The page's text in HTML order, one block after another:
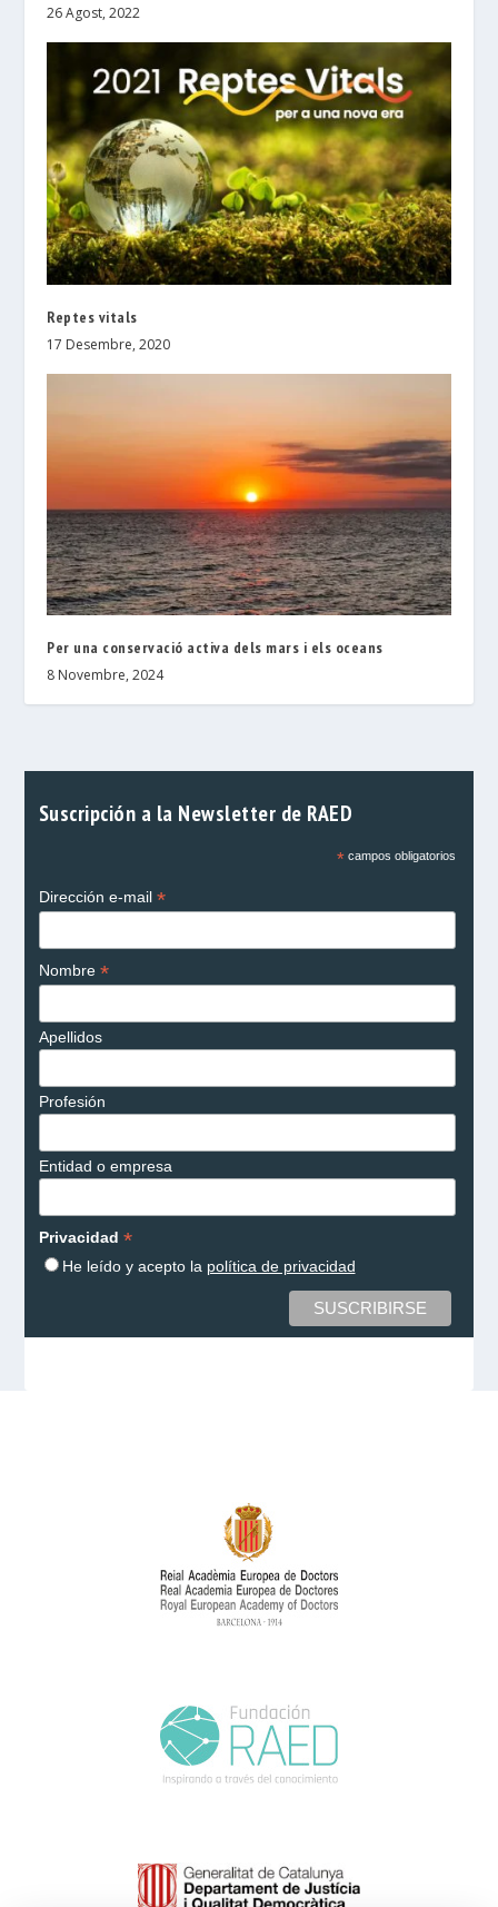
26 Agost, 2022
Reptes vitals
17 Desembre, 2020
Per una conservació activa dels mars i els oceans
8 Novembre, 2024
Suscripción a la Newsletter de RAED
*campos obligatorios
Dirección e-mail *
Nombre *
Apellidos
Profesión
Entidad o empresa
Privacidad *
He leído y acepto la política de privacidad